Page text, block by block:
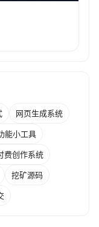
网页生成系统
能小工具
费创作系统
挖矿源码